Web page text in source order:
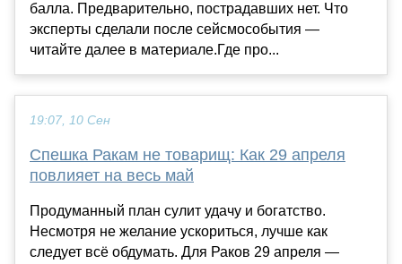
балла. Предварительно, пострадавших нет. Что
эксперты сделали после сейсмособытия —
читайте далее в материале.Где про...
19:07, 10 Сен
Спешка Ракам не товарищ: Как 29 апреля
повлияет на весь май
Продуманный план сулит удачу и богатство.
Несмотря не желание ускориться, лучше как
следует всё обдумать. Для Раков 29 апреля —